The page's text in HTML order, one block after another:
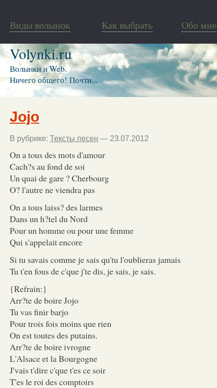
Виды волынок Как выбрать Обо мне
Volynki.ru
Волынки и Web.
Ничего общего! Почти...
Jojo
В рубрике: Тексты песен — 23.07.2012
On a tous des mots d'amour
Cach?s au fond de soi
Un quai de gare ? Cherbourg
O? l'autre ne viendra pas
On a tous laiss? des larmes
Dans un h?tel du Nord
Pour un homme ou pour une femme
Qui s'appelait encore
Si tu savais comme je sais qu'tu l'oublieras jamais
Tu t'en fous de c'que j'te dis, je sais, je sais.
{Refrain:}
Arr?te de boire Jojo
Tu vas finir barjo
Pour trois fois moins que rien
On est toutes des putains.
Arr?te de boire ivrogne
L'Alsace et la Bourgogne
J'vais t'dire c'que t'es ce soir
T'es le roi des comptoirs